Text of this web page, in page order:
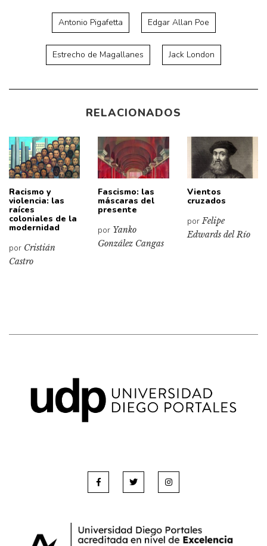
Antonio Pigafetta Edgar Allan Poe
Estrecho de Magallanes Jack London
RELACIONADOS
Racismo y
violencia: las
raíces
coloniales de la
modernidad
por Cristián
Castro
Fascismo: las
máscaras del
presente
por Yanko
González Cangas
Vientos
cruzados
porFelipe
Edwards del Río